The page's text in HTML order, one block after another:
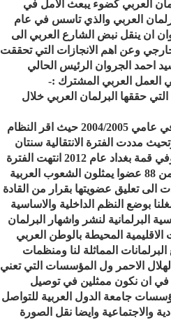
العربي كضوء يبعث الامل في
العربي والذي تاسس في عام
ان ينقل نبض الشارع العربي الى
وعن اهم الانجازات التي تحققت
احمد الجروان الرئيس الحالي
العمل العربي المشترك :-
حققها البرلمان العربي خلال
البرلمان العربي تاسس بقرار من الملوك والرؤساء العرب في عامي 2004/2005 حيث اقر النظام
مددت الفترة الانتقالية سنتان
بعد مرور خمس سنوات من تاسيسيه لتصبح سبعة سنوات وفي قمة بغداد عام 2012 انتهت الفترة
الانتقالية للبرلمان العربي ليبدأ البرلمان الدائم والذي تكون من 88 عضوا يمثلون الشعوب العربية
الى تعليق عضويتها بقرار من القادة
بوضع النظم الداخلية والاساسية
2012 بدانا بوضع الدبلوماسية البرلمانية لنشر واشهار البرلمان
الاقليمية المحيطة بالوطن العربي
المماثلة لنا ومنظمات
الاحمر ول المؤسسات التي تعني
في ان نكون ممثلين في توصيل
جامعة الدول العربية للتواصل
والاجتماعية وايضا نقل الصورة